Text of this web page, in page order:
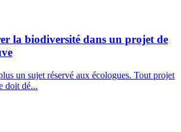
la biodiversité dans un projet de
un sujet réservé aux écologues. Tout projet
doit dé...